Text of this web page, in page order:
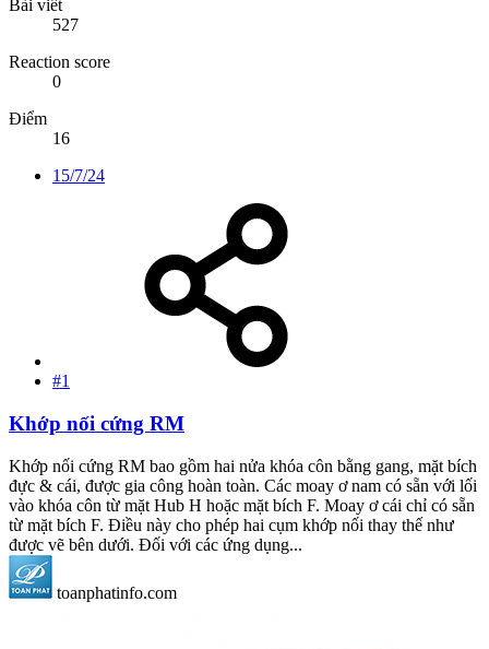
Bài viết
527
Reaction score
0
Điểm
16
15/7/24
#1
Khớp nối cứng RM
Khớp nối cứng RM bao gồm hai nửa khóa côn bằng gang, mặt bích
đực & cái, được gia công hoàn toàn. Các moay ơ nam có sẵn với lối
vào khóa côn từ mặt Hub H hoặc mặt bích F. Moay ơ cái chỉ có sẵn
từ mặt bích F. Điều này cho phép hai cụm khớp nối thay thế như
được vẽ bên dưới. Đối với các ứng dụng...
toanphatinfo.com